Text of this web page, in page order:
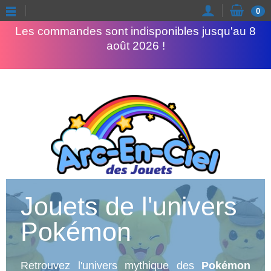
Les commandes sont indisponibles jusqu'au 8
août 2026 !
0
Jouets de l'univers
Pokémon
Retrouvez l'univers mythique des Pokémon